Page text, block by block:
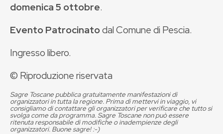
domenica 5 ottobre.
Evento Patrocinatodal Comune di Pescia.
Ingresso libero.
© Riproduzione riservata
Sagre Toscane pubblica gratuitamente manifestazioni di
organizzatori in tutta la regione. Prima di mettervi in viaggio, vi
consigliamo di contattare gli organizzatori per verificare che tutto si
svolga come da programma. Sagre Toscane non può essere
ritenuta responsabile di modifiche o inadempienze degli
organizzatori. Buone sagre! :-)